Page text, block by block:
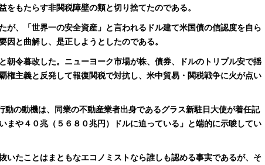
もたらす非関税障壁の類と切り捨てたのである。
、「世界一の安全資産」と言われるドル建て米国債の信認度を自ら
と曲解し、是正しようとしたのである。
令暮改した。ニューヨーク市場が株、債券、ドルのトリプル安で揺
権主義と反発して報復関税で対抗し、米中貿易・関税戦争に火が点い
の動機は、同業の不動産業者出身であるグラス新駐日大使が着任記
まや４０兆（５６８０兆円）ドルに迫っている」と端的に示唆してい
たことはまともなエコノミストなら誰しも認める事実であるが、そ